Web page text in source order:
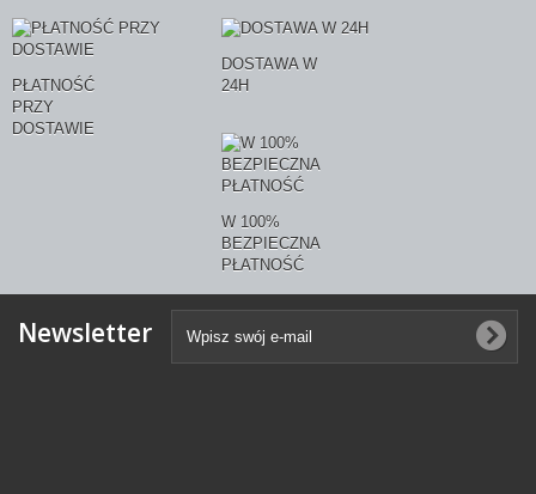
PŁATNOŚĆ
PRZY
DOSTAWIE
DOSTAWA W
24H
W 100%
BEZPIECZNA
PŁATNOŚĆ
Newsletter